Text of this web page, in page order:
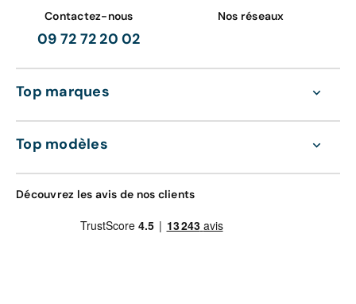
Contactez-nous
09 72 72 20 02
Nos réseaux
Top marques
Top modèles
Découvrez les avis de nos clients